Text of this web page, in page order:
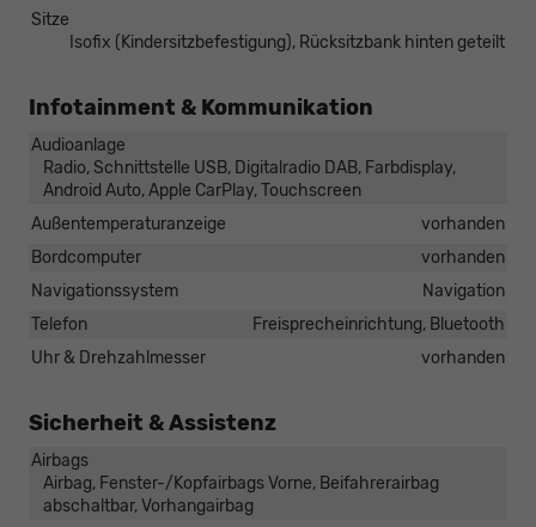
Sitze
Isofix (Kindersitzbefestigung), Rücksitzbank hinten geteilt
Infotainment & Kommunikation
Audioanlage
Radio, Schnittstelle USB, Digitalradio DAB, Farbdisplay,
Android Auto, Apple CarPlay, Touchscreen
Außentemperaturanzeige
vorhanden
Bordcomputer
vorhanden
Navigationssystem
Navigation
Telefon
Freisprecheinrichtung, Bluetooth
Uhr & Drehzahlmesser
vorhanden
Sicherheit & Assistenz
Airbags
Airbag, Fenster-/Kopfairbags Vorne, Beifahrerairbag
abschaltbar, Vorhangairbag